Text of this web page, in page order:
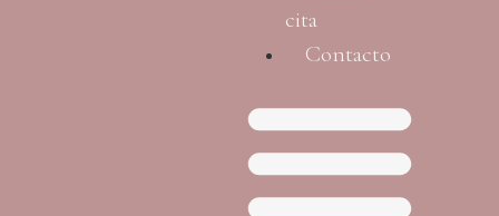
cita
Contacto